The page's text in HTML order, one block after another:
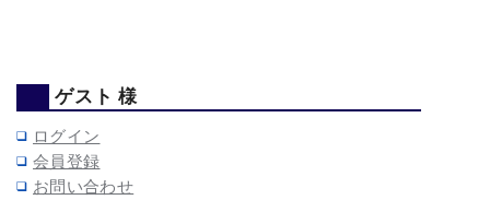
ゲスト 様
ログイン
会員登録
お問い合わせ